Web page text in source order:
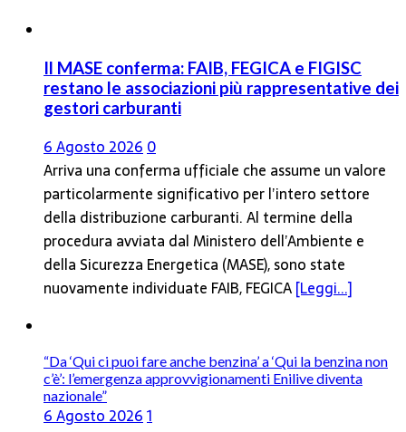
Il MASE conferma: FAIB, FEGICA e FIGISC
restano le associazioni più rappresentative dei
gestori carburanti
6 Agosto 2026 0
Arriva una conferma ufficiale che assume un valore
particolarmente significativo per l’intero settore
della distribuzione carburanti. Al termine della
procedura avviata dal Ministero dell’Ambiente e
della Sicurezza Energetica (MASE), sono state
nuovamente individuate FAIB, FEGICA[Leggi...]
“Da ‘Qui ci puoi fare anche benzina’ a ‘Qui la benzina non
c’è’: l’emergenza approvvigionamenti Enilive diventa
nazionale”
6 Agosto 20261